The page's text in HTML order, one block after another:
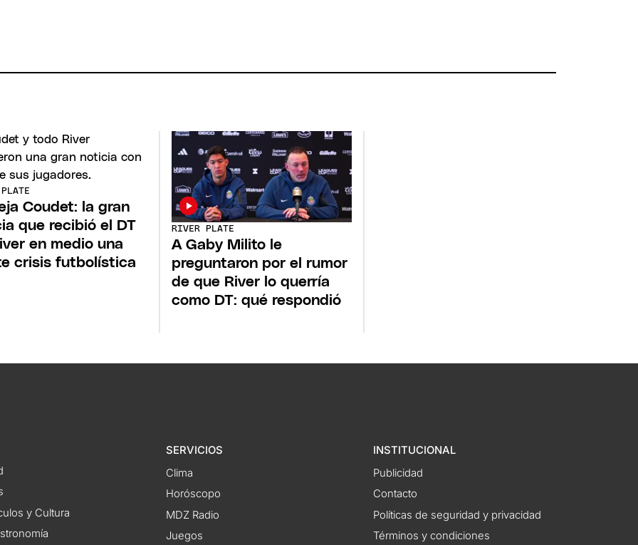
Coudet: la gran
que recibió el DT
en medio una
crisis futbolística
RIVER PLATE
A Gaby Milito le
preguntaron por el rumor
de que River lo querría
como DT: qué respondió
y Cultura
SERVICIOS
Clima
Horóscopo
MDZ Radio
Juegos
INSTITUCIONAL
Publicidad
Contacto
Políticas de seguridad y privacidad
Términos y condiciones